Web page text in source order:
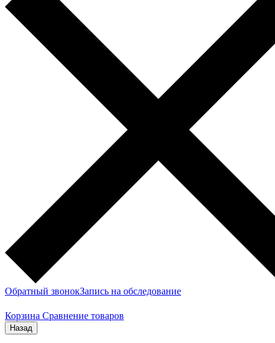
Обратный звонокЗапись на обследование
Корзина Сравнение товаров
Назад